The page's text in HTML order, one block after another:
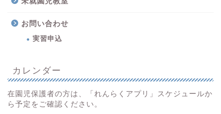
お問い合わせ
実習申込
カレンダー
在園児保護者の方は、「れんらくアプリ」スケジュールか
ら予定をご確認ください。